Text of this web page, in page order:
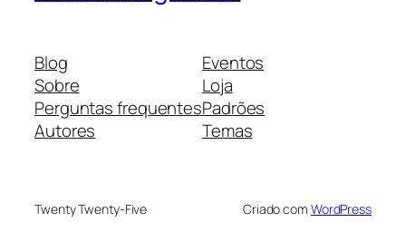
Blog
Sobre
Perguntas frequentes
Autores
Eventos
Loja
Padrões
Temas
Twenty Twenty-Five Criado com WordPress